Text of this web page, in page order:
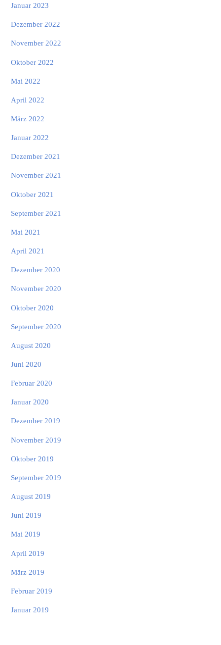
Januar 2023
Dezember 2022
November 2022
Oktober 2022
Mai 2022
April 2022
März 2022
Januar 2022
Dezember 2021
November 2021
Oktober 2021
September 2021
Mai 2021
April 2021
Dezember 2020
November 2020
Oktober 2020
September 2020
August 2020
Juni 2020
Februar 2020
Januar 2020
Dezember 2019
November 2019
Oktober 2019
September 2019
August 2019
Juni 2019
Mai 2019
April 2019
März 2019
Februar 2019
Januar 2019